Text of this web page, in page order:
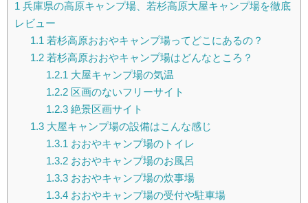
1 兵庫県の高原キャンプ場、若杉高原大屋キャンプ場を徹底
レビュー
1.1 若杉高原おおやキャンプ場ってどこにあるの？
1.2若杉高原おおやキャンプ場はどんなところ？
1.2.1 大屋キャンプ場の気温
1.2.2区画のないフリーサイト
1.2.3絶景区画サイト
1.3大屋キャンプ場の設備はこんな感じ
1.3.1 おおやキャンプ場のトイレ
1.3.2おおやキャンプ場のお風呂
1.3.3おおやキャンプ場の炊事場
1.3.4おおやキャンプ場の受付や駐車場